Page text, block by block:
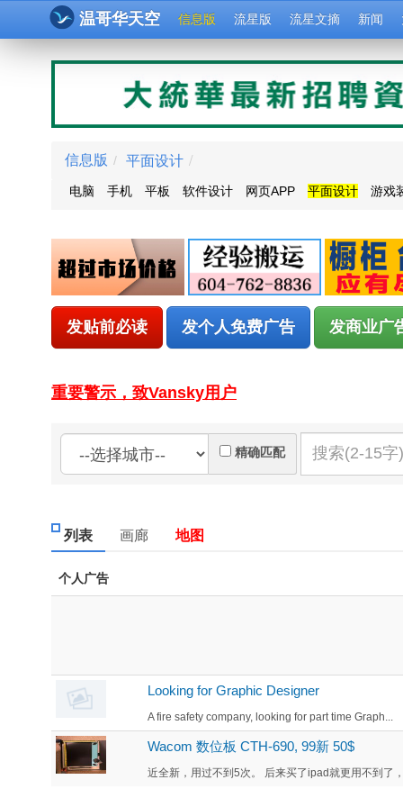
温哥华天空 信息版 流星版 流星文摘 新闻
信息版 / 平面设计 /
电脑 手机 平板 软件设计 网页APP 平面设计 游戏
发贴前必读 发个人免费广告 发商业广
重要警示，致Vansky用户
精确匹配
列表 画廊 地图
个人广告
Looking for Graphic Designer
A fire safety company, looking for part time Graph...
Wacom 数位板 CTH-690, 99新 50$
近全新，用过不到5次。 后来买了ipad就更用不到了